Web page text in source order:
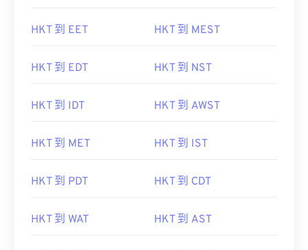
HKT 到 EET HKT 到 MEST
HKT 到 EDT HKT 到 NST
HKT 到 IDT HKT 到 AWST
HKT 到 MET HKT 到 IST
HKT 到 PDT HKT 到 CDT
HKT 到 WAT HKT 到 AST